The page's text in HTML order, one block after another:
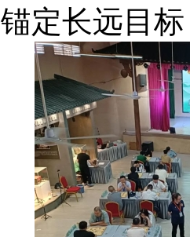
锚定长远目